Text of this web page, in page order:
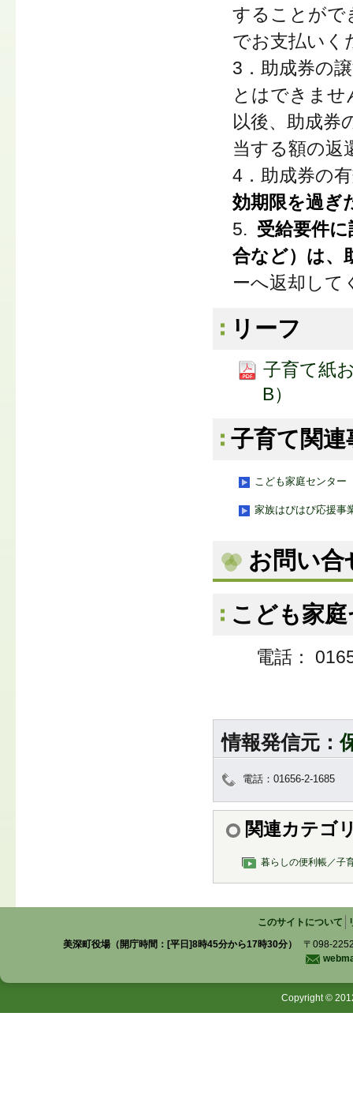
することがで
でお支払いく
3．助成券の
とはできませ
以後、助成券
当する額の返
4．助成券の
効期限を過ぎ
5. 受給要件
合など）は、
ーへ返却して
リーフ
子育て紙
B）
子育て関連
こども家庭センター
家族はぴはぴ応援事
お問い合
こども家
電話：
情報発信元：
電話：01656-2-1685
関連カテゴ
暮らしの便利帳／子
このサイトについて
美深町役場（開庁時間：[平日]8時45分から17時30分）
〒098-
Copyright ©